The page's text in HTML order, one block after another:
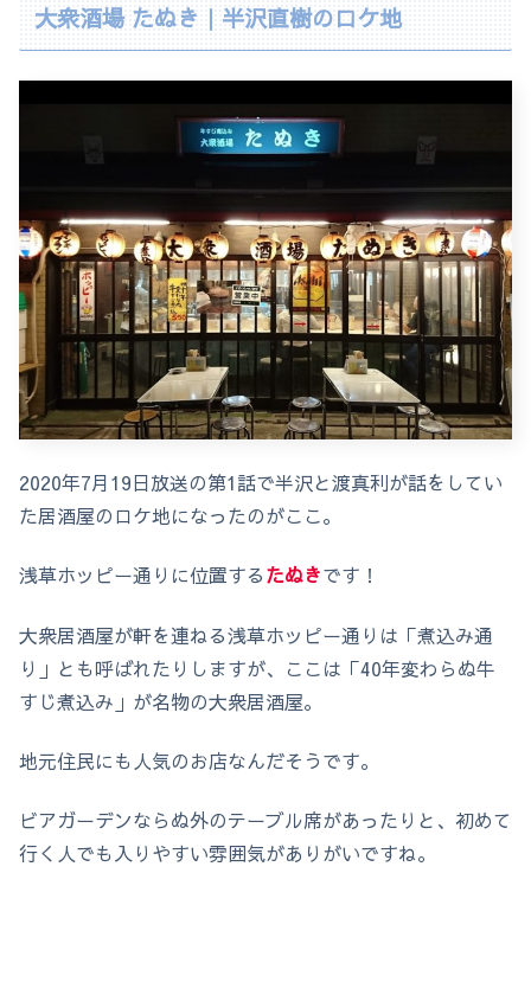
大衆酒場 たぬき｜半沢直樹のロケ地
2020年7月19日放送の第1話で半沢と渡真利が話をしてい
た居酒屋のロケ地になったのがここ。
浅草ホッピー通りに位置するたぬきです！
大衆居酒屋が軒を連ねる浅草ホッピー通りは「煮込み通
り」とも呼ばれたりしますが、ここは「40年変わらぬ牛
すじ煮込み」が名物の大衆居酒屋。
地元住民にも人気のお店なんだそうです。
ビアガーデンならぬ外のテーブル席があったりと、初めて
行く人でも入りやすい雰囲気がありがいですね。